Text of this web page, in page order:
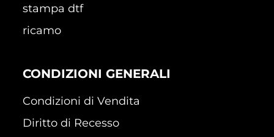
stampa dtf
ricamo
CONDIZIONI GENERALI
Condizioni di Vendita
Diritto di Recesso